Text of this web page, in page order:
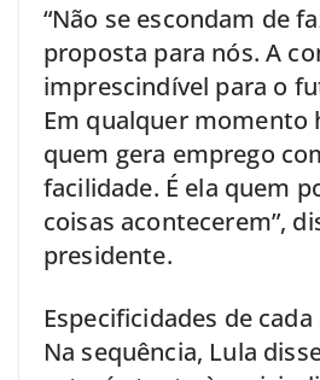
“Não se escondam de
proposta para nós. A
imprescindível para o
Em qualquer momento
quem gera emprego
facilidade. É ela quem
coisas acontecerem”,
presidente.
Especificidades de
Na sequência, Lula